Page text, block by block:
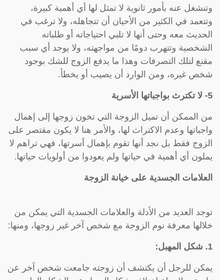
وتنشغل عنه بأمور ثانوية لا تمثل لها أي أهمية كبيرة،
وتتعمد في الكثير من الأحيان أن تتجاهله، ولا ترغب في
الحديث معه وحتى أنها لا تلبي احتياجاته أو طلباته
الشخصية وتتهرب دومًا من مواجهته، ولا يوجد أي سبب
مقنع لتلك التصرفات وهذا ما يدفع الزوج للشك بوجود
شخص غيره، ومن الوارد أن يصيب أو يخطأ.
5- لا تكترث بواجباتها الأسرية
من الممكن أن تميل الزوجة التي تخون زوجها إلى إهمال
واجباتها وعدم الاكتراث لها، والأمر هنا لا يكون مقتصر على
الزوج فقط بل نجد أنها تقوم بإهمال أسرتها، فهي تراهم لا
يملون أي أهمية في حياتها ولم يعودوا من أولويات حياتها.
العلامات الجسدية على خيانة الزوجة
توجد العديد من الأدلة والعلامات الجسدية التي يمكن من
خلالها معرفة نوم الزوجة مع شخص آخر غير زوجها، ومنها:
1. شكل المهبل:
يمكن للرجل أن يكتشف أن زوجته جامعت شخص آخر عن